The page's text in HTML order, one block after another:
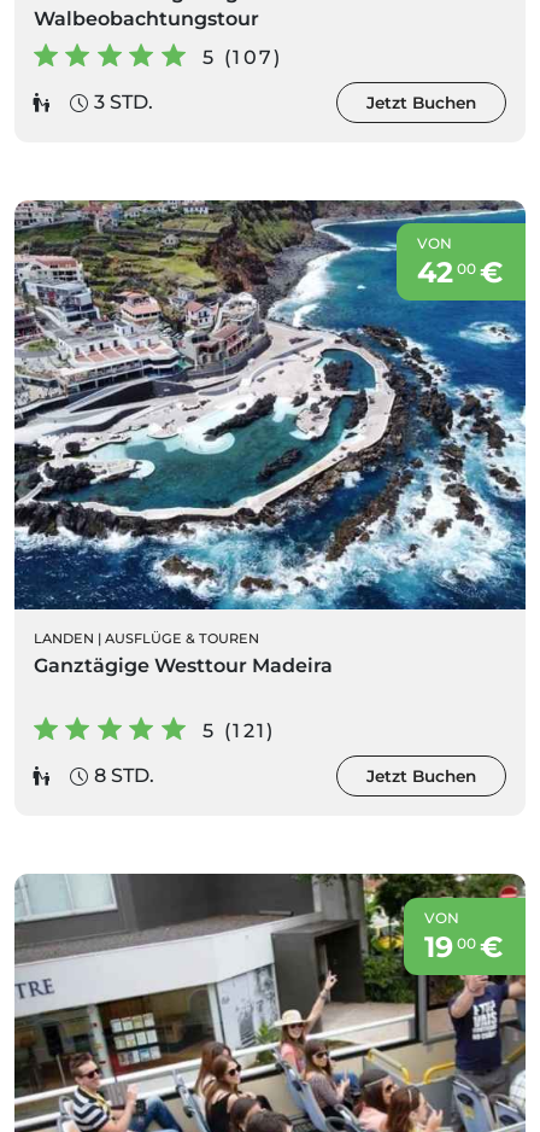
Walbeobachtungstour
5 (107)
3 STD.
Jetzt Buchen
VON
42 00€
LANDEN | AUSFLÜGE & TOUREN
Ganztägige Westtour Madeira
5 (121)
8 STD.
Jetzt Buchen
VON
19 00€